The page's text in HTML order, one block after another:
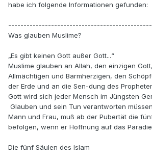
habe ich folgende Informationen gefunden:
Was glauben Muslime?
„Es gibt keinen Gott außer Gott...“
Muslime glauben an Allah, den einzigen
Allmächtigen und Barmherzigen, den
der Erde und an die Sen-dung des
Gott wird sich jeder Mensch im Jüngsten
Glauben und sein Tun verantworten
Mann und Frau, muß ab der Pubertät die
befolgen, wenn er Hoffnung auf das
Die fünf Säulen des Islam